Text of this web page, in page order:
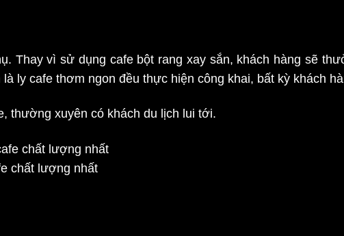
Thay vì sử dụng cafe bột rang xay sắn, khách hàng sẽ
ly cafe thơm ngon đều thực hiện công khai, bất kỳ khách
thường xuyên có khách du lịch lui tới.
chất lượng nhất